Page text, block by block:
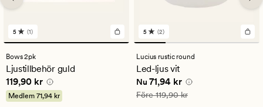
1
omdömen
med
ett
genomsnittligt
betyg
på
5
5 (1)
Bows 2pk
Ljustillbehör guld
Pris 119,90 kr
119,90 kr
Medlem 71,94 kr
2
omdömen
med
ett
genomsnittligt
betyg
på
5
5 (2)
Lucius rustic round
Led-ljus vit
Nuvarande pris
Nu 71,94 kr
Ordinarie pris 119,90 kr
Före119,90 kr